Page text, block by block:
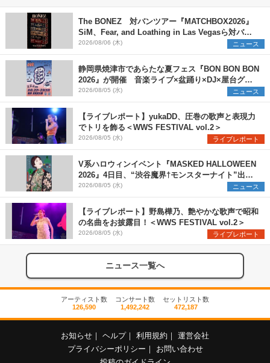
The BONEZ 対バンツアー『MATCHBOX2026』
SiM、Fear, and Loathing in Las Vegasら対バン
アーティストを一斉解禁
2026/08/06 (木) ニュース
静岡県焼津市であらたな夏フェス『BON BON BON
2026』が開催 音楽ライブ×盆踊り×DJ×屋台グル
メ×ランタンナイトで彩る2日間
2026/08/05 (水) ニュース
【ライブレポート】yukaDD、圧巻の歌声と表現力
でトリを飾る＜WWS FESTIVAL vol.2＞
2026/08/05 (水) ライブレポート
V系ハロウィンイベント『MASKED HALLOWEEN
2026』4日目、“渋谷魔界†モンスターナイト”出演6
組を発表
2026/08/05 (水) ニュース
【ライブレポート】野島樺乃、艶やかな歌声で昭和
の名曲をお披露目！＜WWS FESTIVAL vol.2＞
2026/08/05 (水) ライブレポート
ニュース一覧へ
アーティスト数
126,590
コンサート数
1,492,242
セットリスト数
472,187
お知らせ ｜ ヘルプ｜ 利用規約 ｜ 運営会社
プライバシーポリシー ｜
お問い合わせ